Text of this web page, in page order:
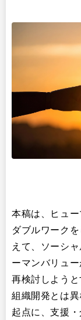
本稿は、ヒュ
ダブルワーク
えて、ソーシ
ーマンバリュ
再検討しようと
組織開発とは
起点に、支援